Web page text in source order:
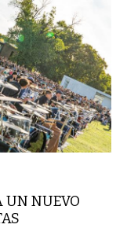
UN NUEVO